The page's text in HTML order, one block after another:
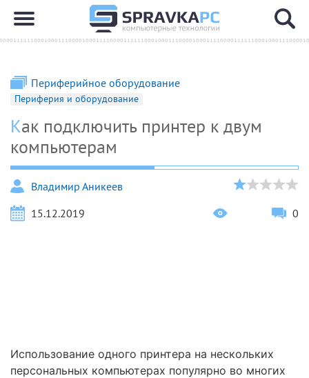
Периферийное оборудование
Периферия и оборудование
Как подключить принтер к двум
компьютерам
Владимир Аникеев
15.12.2019
0
Использование одного принтера на нескольких
персональных компьютерах популярно во многих